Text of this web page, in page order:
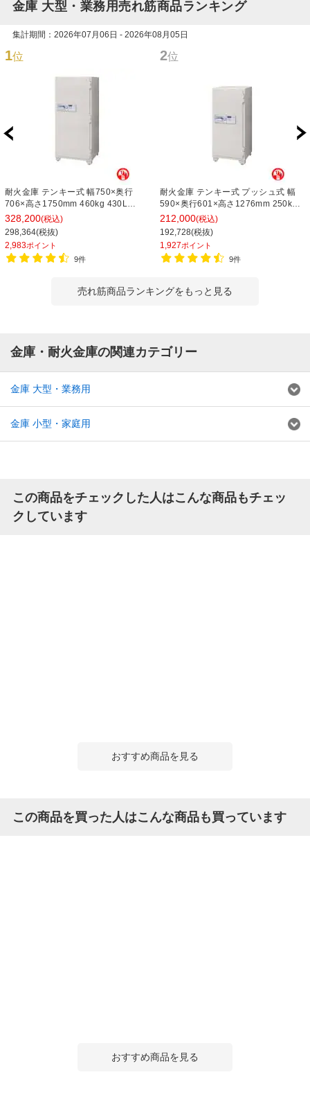
金庫 大型・業務用売れ筋商品ランキング
集計期間：2026年07月06日 - 2026年08月05日
1位
耐火金庫 テンキー式 幅750×奥行
706×高さ1750mm 460kg 430L
705EKG【エーコー】 オフィス 金庫
事務所 大型金庫 業務用
328,200(税込)
298,364(税抜)
2,983ポイント
9件
2位
耐火金庫 テンキー式 プッシュ式 幅
590×奥行601×高さ1276mm 250kg
169L 702EKG【エーコー】オフィス
金庫 事務所 大型金庫 業務用
212,000(税込)
192,728(税抜)
1,927ポイント
9件
売れ筋商品ランキングをもっと見る
金庫・耐火金庫の関連カテゴリー
金庫 大型・業務用
金庫 小型・家庭用
この商品をチェックした人はこんな商品もチェッ
クしています
おすすめ商品を見る
この商品を買った人はこんな商品も買っています
おすすめ商品を見る